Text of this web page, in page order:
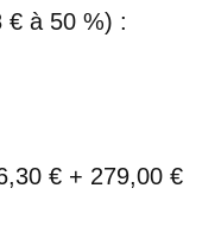
€ à 50 %) :
€ + 279,00 €